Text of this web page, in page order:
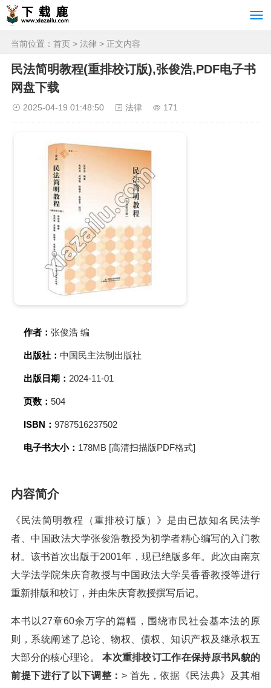
当前位置： 首页 > 法律 > 正文内容
民法简明教程(重排校订版),张俊浩,PDF电子书
网盘下载
2025-04-19 01:48:50 法律 171
作者： 张俊浩 编
出版社： 中国民主法制出版社
出版日期： 2024-11-01
页数： 504
ISBN： 9787516237502
电子书大小： 178MB [高清扫描版PDF格式]
内容简介
《民法简明教程（重排校订版）》是由已故知名民法学
者、中国政法大学张俊浩教授为初学者精心编写的入门教
材。该书首次出版于2001年，现已绝版多年。此次由南京
大学法学院朱庆育教授与中国政法大学吴香香教授等进行
重新排版和校订，并由朱庆育教授撰写后记。
本书以27章60余万字的篇幅，围绕市民社会基本法的原
则，系统阐述了总论、物权、债权、知识产权及继承权五
大部分的核心理论。本次重排校订工作在保持原书风貌的
前提下进行了以下调整： > 首先，依据《民法典》及其相